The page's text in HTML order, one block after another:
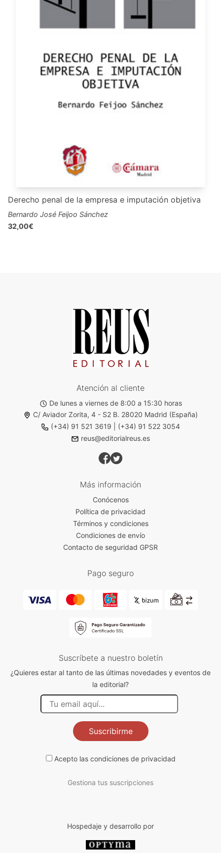
Derecho penal de la empresa e imputación objetiva
Bernardo José Feijoo Sánchez
32,00€
Atención al cliente
De lunes a viernes de 8:00 a 15:30 horas
C/ Aviador Zorita, 4 - S2 B. 28020 Madrid (España)
(+34) 91 521 3619
(+34) 91 522 3054
reus@editorialreus.es
Más información
Conócenos
Política de privacidad
Términos y condiciones
Condiciones de envío
Contacto de seguridad GPSR
Pago seguro
Suscríbete a nuestro boletín
¿Quieres estar al tanto de las últimas novedades y eventos de
la editorial?
Suscribirme
Acepto las condiciones de privacidad
Gestiona tus suscripciones
Hospedaje y desarrollo por